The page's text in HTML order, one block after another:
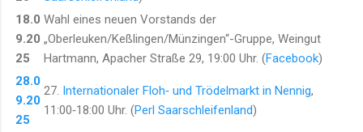
18.0
9.20
25
Wahl eines neuen Vorstands der
„Oberleuken/Keßlingen/Münzingen“-Gruppe, Weingut
Hartmann, Apacher Straße 29, 19:00 Uhr. (Facebook)
28.0
9.20
25
27. Internationaler Floh‑ und Trödelmarkt in Nennig,
11:00‑18:00 Uhr. (Perl Saarschleifenland)